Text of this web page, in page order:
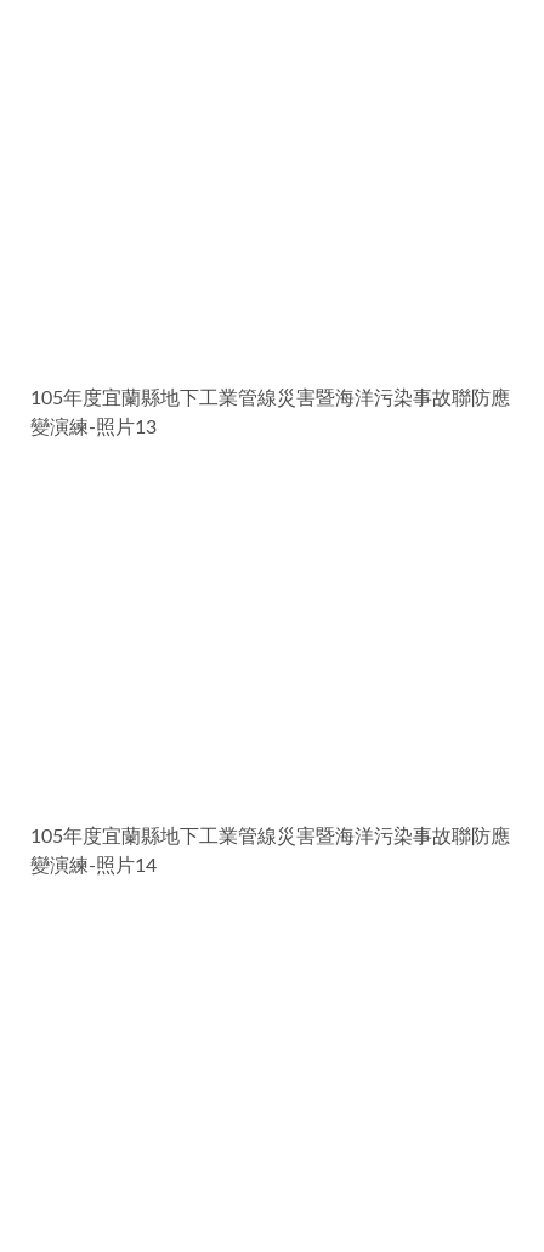
105年度宜蘭縣地下工業管線災害暨海洋污染事故聯防應
變演練-照片13
105年度宜蘭縣地下工業管線災害暨海洋污染事故聯防應
變演練-照片14